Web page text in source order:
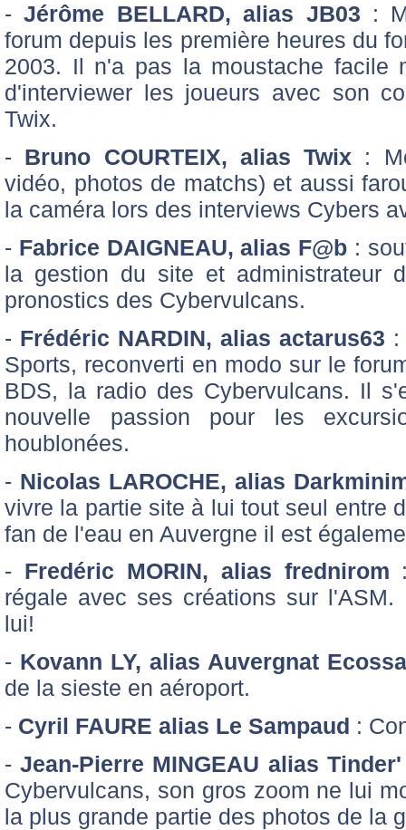
-Jérôme BELLARD, alias JB03 :
forum depuis les première heures du
2003. Il n'a pas la moustache facile
d'interviewer les joueurs avec son
Twix.
- Bruno COURTEIX, alias Twix :
vidéo, photos de matchs) et aussi
la caméra lors des interviews Cybers
- Fabrice DAIGNEAU, alias F@b :
la gestion du site et administrateur
pronostics des Cybervulcans.
- Frédéric NARDIN, alias actarus63 :
Sports, reconverti en modo sur le
BDS, la radio des Cybervulcans. Il
nouvelle passion pour les
houblonées.
- Nicolas LAROCHE, alias
vivre la partie site à lui tout seul entre
fan de l'eau en Auvergne il est
- Fredéric MORIN, alias frednirom
régale avec ses créations sur
lui!
- Kovann LY, alias Auvergnat
de la sieste en aéroport.
- Cyril FAURE alias Le Sampaud :
-Jean-Pierre MINGEAU alias Tinder'
Cybervulcans, son gros zoom ne lui
la plus grande partie des photos de la